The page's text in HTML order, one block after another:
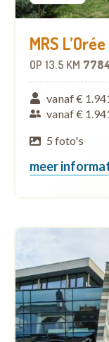
MRS
OP 13.5 KM
vanaf €
vanaf €
5 foto's
meer